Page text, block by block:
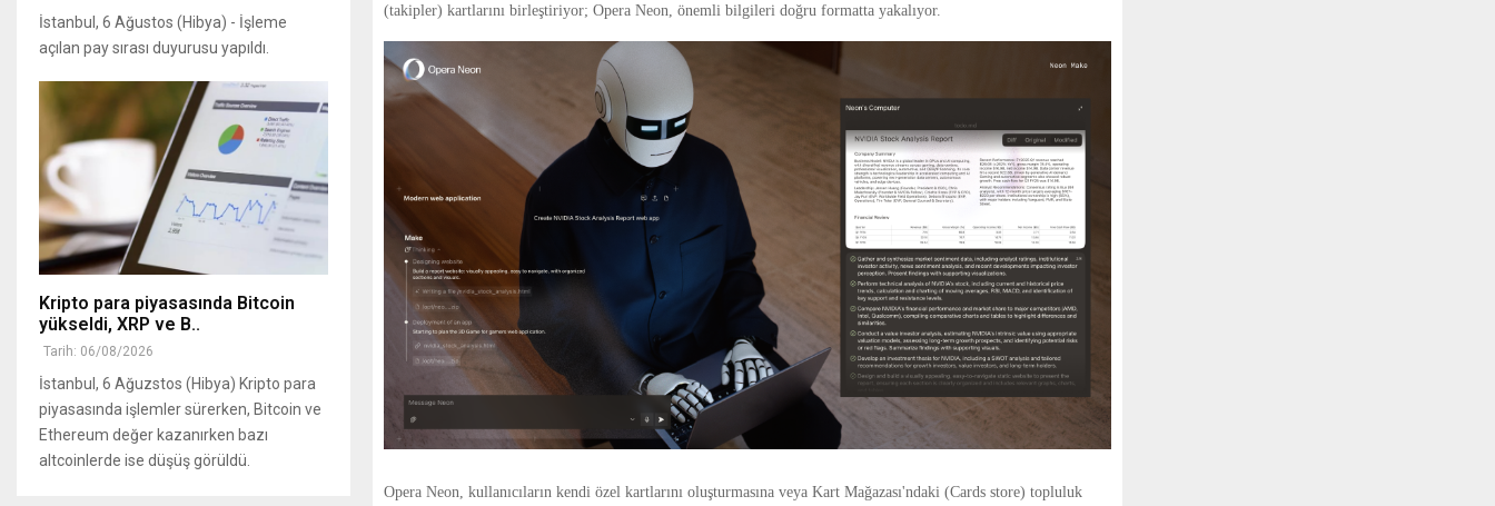
(takipler) kartlarını birleştiriyor; Opera Neon, önemli bilgileri doğru formatta yakalıyor.
Opera Neon, kullanıcıların kendi özel kartlarını oluşturmasına veya Kart Mağazası'ndaki (Cards store) topluluk
İstanbul, 6 Ağustos (Hibya) - İşleme
açılan pay sırası duyurusu yapıldı.
Kripto para piyasasında Bitcoin
yükseldi, XRP ve B..
Tarih: 06/08/2026
İstanbul, 6 Ağuzstos (Hibya) Kripto para
piyasasında işlemler sürerken, Bitcoin ve
Ethereum değer kazanırken bazı
altcoinlerde ise düşüş görüldü.